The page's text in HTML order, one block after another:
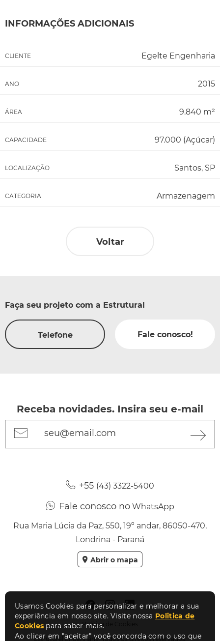
Usamos Cookies para personalizar e melhorar a sua
experiência em nosso site. Visite nossa Politica de
Cookies para saber mais.
Ao clicar em "aceitar" você concorda com o uso que
INFORMAÇÕES ADICIONAIS
CLIENTE Egelte Engenharia
ANO 2015
ÁREA 9.840 m²
CAPACIDADE 97.000 (Açúcar)
LOCALIZAÇÃO Santos, SP
CATEGORIA Armazenagem
Voltar
Faça seu projeto com a Estrutural
Telefone Fale conosco!
Receba novidades. Insira seu e-mail
seu@email.com
+55 (43) 3322-5400
Fale conosco noWhatsApp
Rua Maria Lúcia da Paz, 550, 19º andar, 86050-470,
Londrina - Paraná
Abrir o mapa
Política de Cookies
Estrutural Engenharia. Todos os direitos reservados.